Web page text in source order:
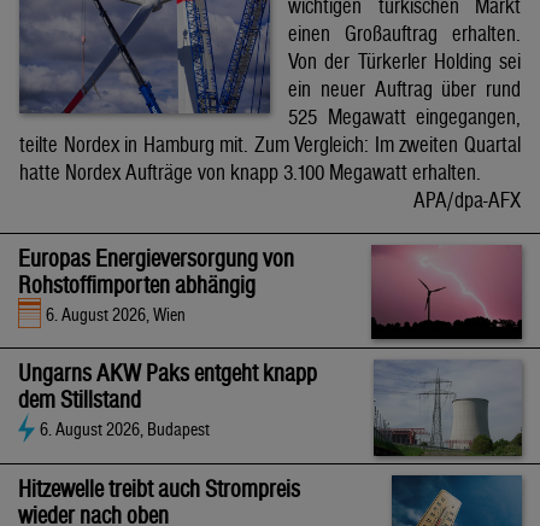
wichtigen türkischen Markt
einen Großauftrag erhalten.
Von der Türkerler Holding sei
ein neuer Auftrag über rund
525 Megawatt eingegangen,
teilte Nordex in Hamburg mit. Zum Vergleich: Im zweiten Quartal
hatte Nordex Aufträge von knapp 3.100 Megawatt erhalten.
APA/dpa-AFX
Europas Energieversorgung von
Rohstoffimporten abhängig
6. August 2026, Wien
Ungarns AKW Paks entgeht knapp
dem Stillstand
6. August 2026, Budapest
Hitzewelle treibt auch Strompreis
wieder nach oben